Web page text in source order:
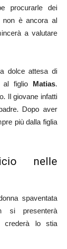
procurarle dei
non è ancora al
a valutare
dolce attesa di
al figlio Matias.
Il giovane infatti
Dopo aver
più dalla figlia
nelle
spaventata
si presenterà
crederà lo stia